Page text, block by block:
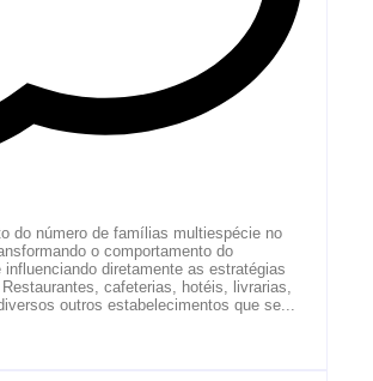
do número de famílias multiespécie no
o comportamento do
influenciando diretamente as estratégias
cafeterias, hotéis, livrarias,
outros estabelecimentos que se...